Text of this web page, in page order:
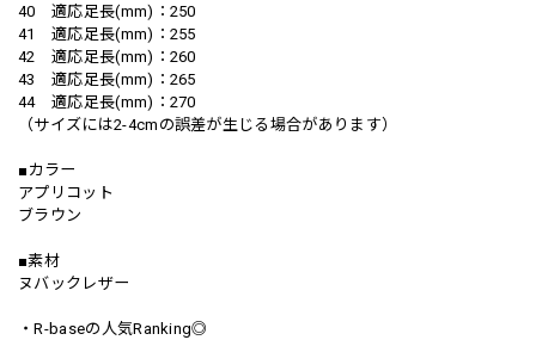
40 適応足長(mm)：250
41 適応足長(mm)：255
42 適応足長(mm)：260
43 適応足長(mm)：265
44 適応足長(mm)：270
（サイズには2-4cmの誤差が生じる場合があります）
■カラー
アプリコット
ブラウン
■素材
ヌバックレザー
・R-baseの人気Ranking◎